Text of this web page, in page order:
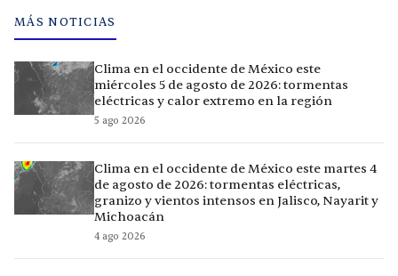
MÁS NOTICIAS
Clima en el occidente de México este
miércoles 5 de agosto de 2026: tormentas
eléctricas y calor extremo en la región
5 ago 2026
Clima en el occidente de México este martes 4
de agosto de 2026: tormentas eléctricas,
granizo y vientos intensos en Jalisco, Nayarit y
Michoacán
4 ago 2026